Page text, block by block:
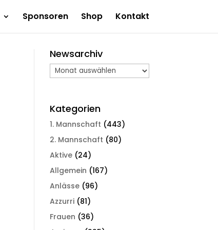
Sponsoren Shop Kontakt
Newsarchiv
Newsarchiv
Kategorien
1. Mannschaft (443)
2. Mannschaft (80)
Aktive (24)
Allgemein (167)
Anlässe (96)
Azzurri (81)
Frauen (36)